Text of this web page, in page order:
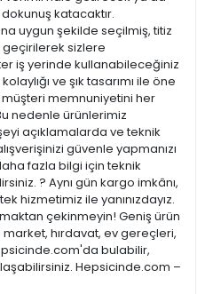
katacaktır.
uygun şekilde seçilmiş, titiz
sizlere
iş yerinde kullanabileceğiniz
ve şık tasarımı ile öne
memnuniyetini her
nedenle ürünlerimiz
açıklamalarda ve teknik
güvenle yapmanızı
fazla bilgi için teknik
? Aynı gün kargo imkânı,
hizmetimiz ile yanınızdayız.
çekinmeyin! Geniş ürün
hırdavat, ev gereçleri,
bulabilir,
Hepsicinde.com –